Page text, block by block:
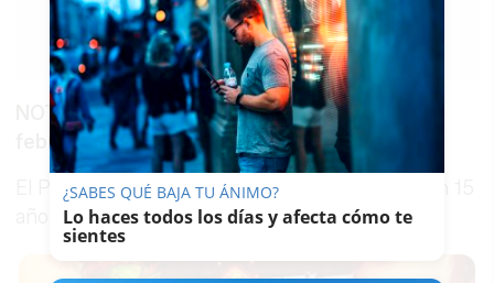
26/02/2016
Facebook
X WhatsApp
Copy
Link
Guardar
NOTICIAS MÁS DESTACADAS. Sábado 27 de
febrero de 2016.
El PSOE recurre a una fundación municipal con 15
años y sin actividad para salvar Villamarta
¿SABES QUÉ BAJA TU ÁNIMO?
Lo haces todos los días y afecta cómo te
sientes